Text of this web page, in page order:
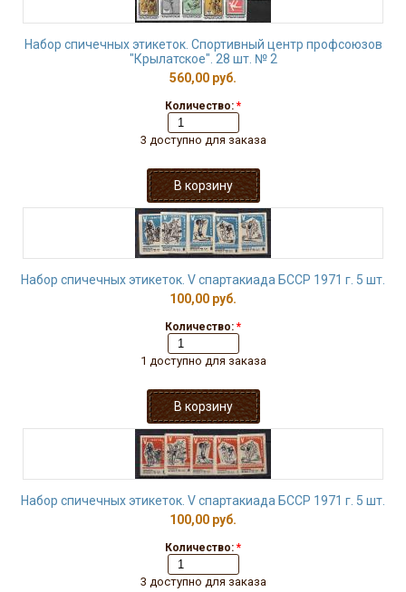
Набор спичечных этикеток. Спортивный центр профсоюзов
"Крылатское". 28 шт. № 2
560,00 руб.
Количество: *
3 доступно для заказа
Набор спичечных этикеток. V спартакиада БССР 1971 г. 5 шт.
100,00 руб.
Количество: *
1 доступно для заказа
Набор спичечных этикеток. V спартакиада БССР 1971 г. 5 шт.
100,00 руб.
Количество: *
3 доступно для заказа